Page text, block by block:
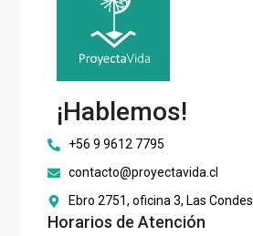
¡Hablemos!
+56 9 9612 7795
contacto@proyectavida.cl
Ebro 2751, oficina 3, Las Condes
Horarios de Atención